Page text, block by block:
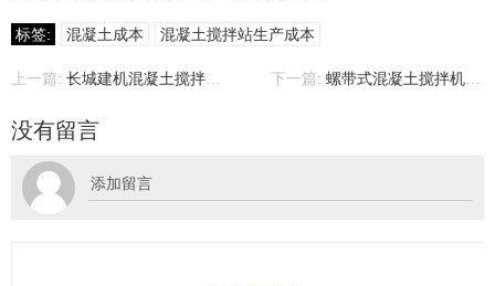
标签: 混凝土成本 混凝土搅拌站生产成本
上一篇: 长城建机混凝土搅拌站控制系统 下一篇:螺带式混凝土搅拌机，双螺带混凝土搅拌机
没有留言